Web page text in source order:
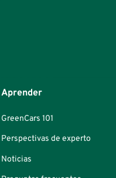
Aprender
GreenCars 101
Perspectivas de experto
Noticias